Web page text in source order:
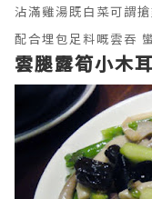
沾滿雞湯既白菜可謂
配合埋包足料嘅雲吞
雲腿露筍小木